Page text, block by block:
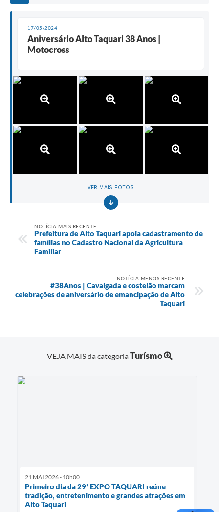
17/05/2024
Aniversário Alto Taquari 38 Anos |
Motocross
VER MAIS FOTOS
NOTÍCIA MAIS RECENTE
Prefeitura de Alto Taquari apoia cadastramento de
famílias no Cadastro Nacional da Agricultura
Familiar
NOTÍCIA MENOS RECENTE
#38Anos | Cavalgada e costelão marcam
celebrações de aniversário de emancipação de Alto
Taquari
VEJA MAIS da categoriaTurísmo
21 MAI 2026 - 10h00
Primeiro dia da 29ª EXPO TAQUARI reúne
tradição, entretenimento e grandes atrações em
Alto Taquari